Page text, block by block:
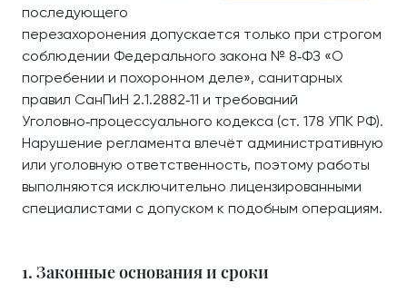
последующего
перезахоронения допускается только при строгом
соблюдении Федерального закона № 8‑ФЗ «О
погребении и похоронном деле», санитарных
правил СанПиН 2.1.2882‑11 и требований
Уголовно‑процессуального кодекса (ст. 178 УПК РФ).
Нарушение регламента влечёт административную
или уголовную ответственность, поэтому работы
выполняются исключительно лицензированными
специалистами с допуском к подобным операциям.
1. Законные основания и сроки